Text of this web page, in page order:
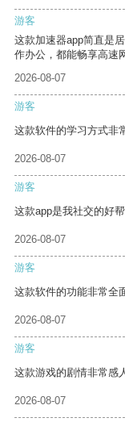
游客
这款加速器app简直是
作办公，都能畅享高速
2026-08-07
游客
这款软件的学习方式非
2026-08-07
游客
这款app是我社交的好
2026-08-07
游客
这款软件的功能非常全
2026-08-07
游客
这款游戏的剧情非常感
2026-08-07